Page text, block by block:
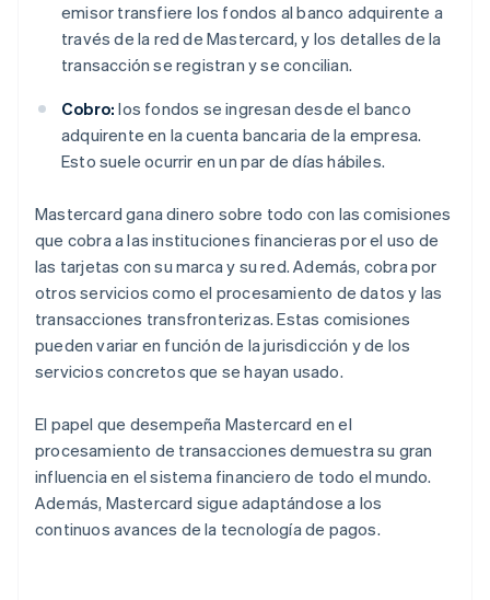
emisor transfiere los fondos al banco adquirente a
través de la red de Mastercard, y los detalles de la
transacción se registran y se concilian.
Cobro: los fondos se ingresan desde el banco
adquirente en la cuenta bancaria de la empresa.
Esto suele ocurrir en un par de días hábiles.
Mastercard gana dinero sobre todo con las comisiones
que cobra a las instituciones financieras por el uso de
las tarjetas con su marca y su red. Además, cobra por
otros servicios como el procesamiento de datos y las
transacciones transfronterizas. Estas comisiones
pueden variar en función de la jurisdicción y de los
servicios concretos que se hayan usado.
El papel que desempeña Mastercard en el
procesamiento de transacciones demuestra su gran
influencia en el sistema financiero de todo el mundo.
Además, Mastercard sigue adaptándose a los
continuos avances de la tecnología de pagos.